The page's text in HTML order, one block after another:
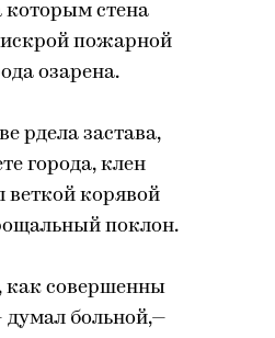
которым стена
пожарной
озарена.
рдела застава,
города, клен
веткой корявой
поклон.
как совершенны
думал больной,—